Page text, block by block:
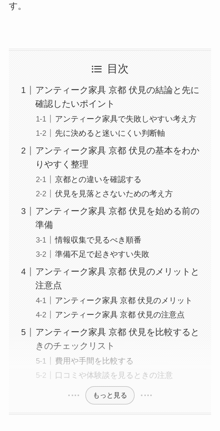
す。
目次
アンティーク家具 京都 伏見の結論と先に
確認したいポイント
アンティーク家具で失敗しやすい考え方
先に決めると迷いにくい判断軸
アンティーク家具 京都 伏見の基本をわか
りやすく整理
京都との違いを確認する
伏見を見落とさないための考え方
アンティーク家具 京都 伏見を始める前の
準備
情報収集で見るべき順番
準備不足で起きやすい失敗
アンティーク家具 京都 伏見のメリットと
注意点
アンティーク家具 京都 伏見のメリット
アンティーク家具 京都 伏見の注意点
アンティーク家具 京都 伏見を比較すると
きのチェックリスト
費用や手間を比較する
口コミや体験談を見るときの注意
もっと見る